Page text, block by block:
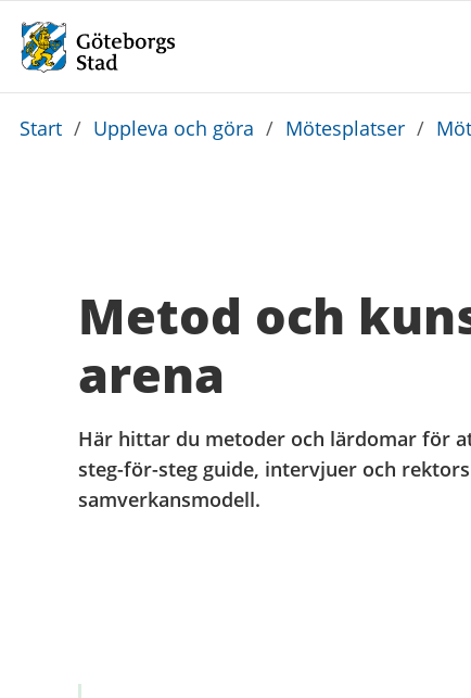
Du
Start / Uppleva och göra / Mötesplatser /
Metod och
arena
Här hittar du metoder och lärdomar för
steg-för-steg guide, intervjuer och
samverkansmodell.